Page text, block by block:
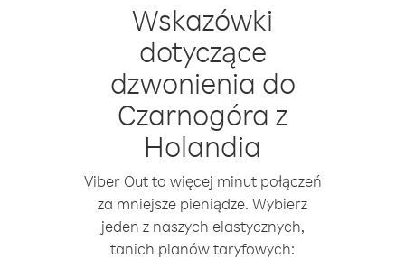
Wskazówki
dotyczące
dzwonienia do
Czarnogóra z
Holandia
Viber Out to więcej minut połączeń
za mniejsze pieniądze. Wybierz
jeden z naszych elastycznych,
tanich planów taryfowych: